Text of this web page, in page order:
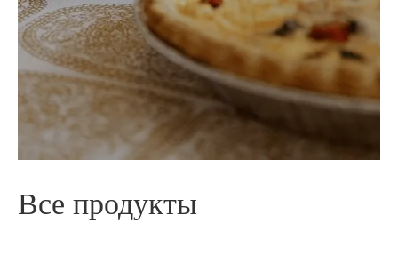
Все продукты